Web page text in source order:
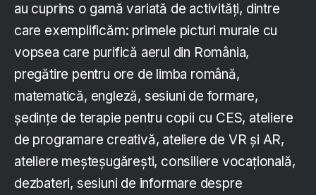
au cuprins o gamă variată de activități, dintre
care exemplificăm: primele picturi murale cu
vopsea care purifică aerul din România,
pregătire pentru ore de limba română,
matematică, engleză, sesiuni de formare,
ședințe de terapie pentru copii cu CES, ateliere
de programare creativă, ateliere de VR și AR,
ateliere meșteșugărești, consiliere vocațională,
dezbateri, sesiuni de informare despre